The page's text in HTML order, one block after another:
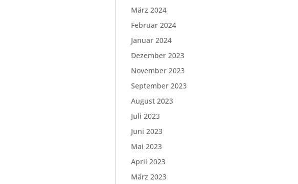
März 2024
Februar 2024
Januar 2024
Dezember 2023
November 2023
September 2023
August 2023
Juli 2023
Juni 2023
Mai 2023
April 2023
März 2023